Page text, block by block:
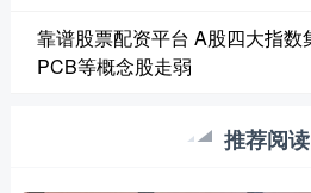
靠谱股票配资平台 A股四大指数
PCB等概念股走弱
推荐阅读